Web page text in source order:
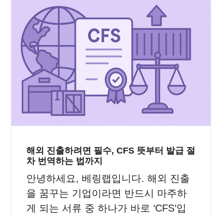
해외 진출하려면 필수, CFS 뜻부터 발급 절
차 번역하는 법까지
안녕하세요, 베링랩입니다. 해외 진출
을 꿈꾸는 기업이라면 반드시 마주하
게 되는 서류 중 하나가 바로 ‘CFS’입